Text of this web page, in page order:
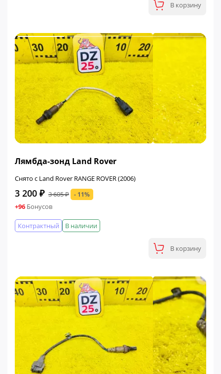
В корзину
Лямбда-зонд Land Rover
Снято с Land Rover RANGE ROVER (2006)
3 200 ₽ 3 605 ₽ - 11%
+96 Бонусов
В наличии
Контрактный
В корзину